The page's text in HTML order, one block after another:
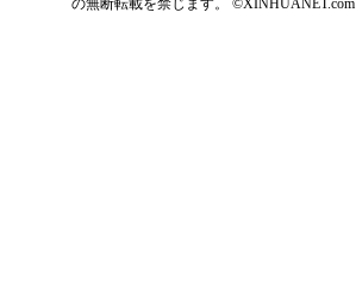
の無断転載を禁じます。